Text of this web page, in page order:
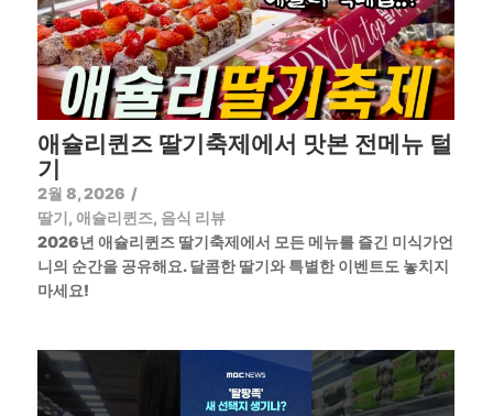
애슐리퀸즈 딸기축제에서 맛본 전메뉴 털
기
2월 8, 2026 /
딸기, 애슐리퀸즈, 음식 리뷰
2026년 애슐리퀸즈 딸기축제에서 모든 메뉴를 즐긴 미식가언
니의 순간을 공유해요. 달콤한 딸기와 특별한 이벤트도 놓치지
마세요!